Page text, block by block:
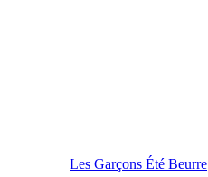
Les Garçons Été Beurre